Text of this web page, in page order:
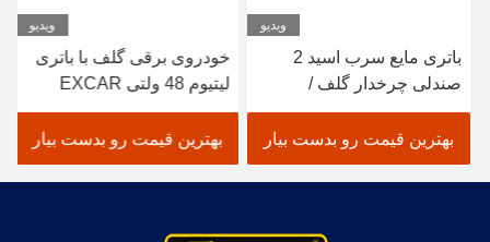
ویدیو
باتری مایع سرب اسید 2
صندلی چرخدار گلف /
الکتریک حوضچه گلف خودرو
بهترین قیمت رو بدست بیار
ویدیو
خودروی برقی گلف با باتری
لیتیوم 48 ولتی EXCAR
A1S6+2 سفید
بهترین قیمت رو بدست بیار